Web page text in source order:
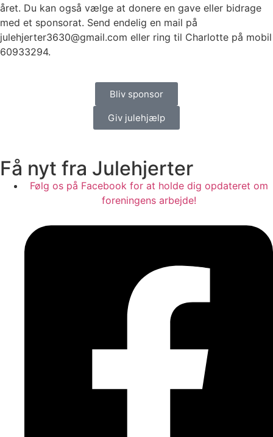
året. Du kan også vælge at donere en gave eller bidrage
med et sponsorat. Send endelig en mail på
julehjerter3630@gmail.com eller ring til Charlotte på mobil
60933294.
Bliv sponsor
Giv julehjælp
Få nyt fra Julehjerter
Følg os på Facebook for at holde dig opdateret om
foreningens arbejde!